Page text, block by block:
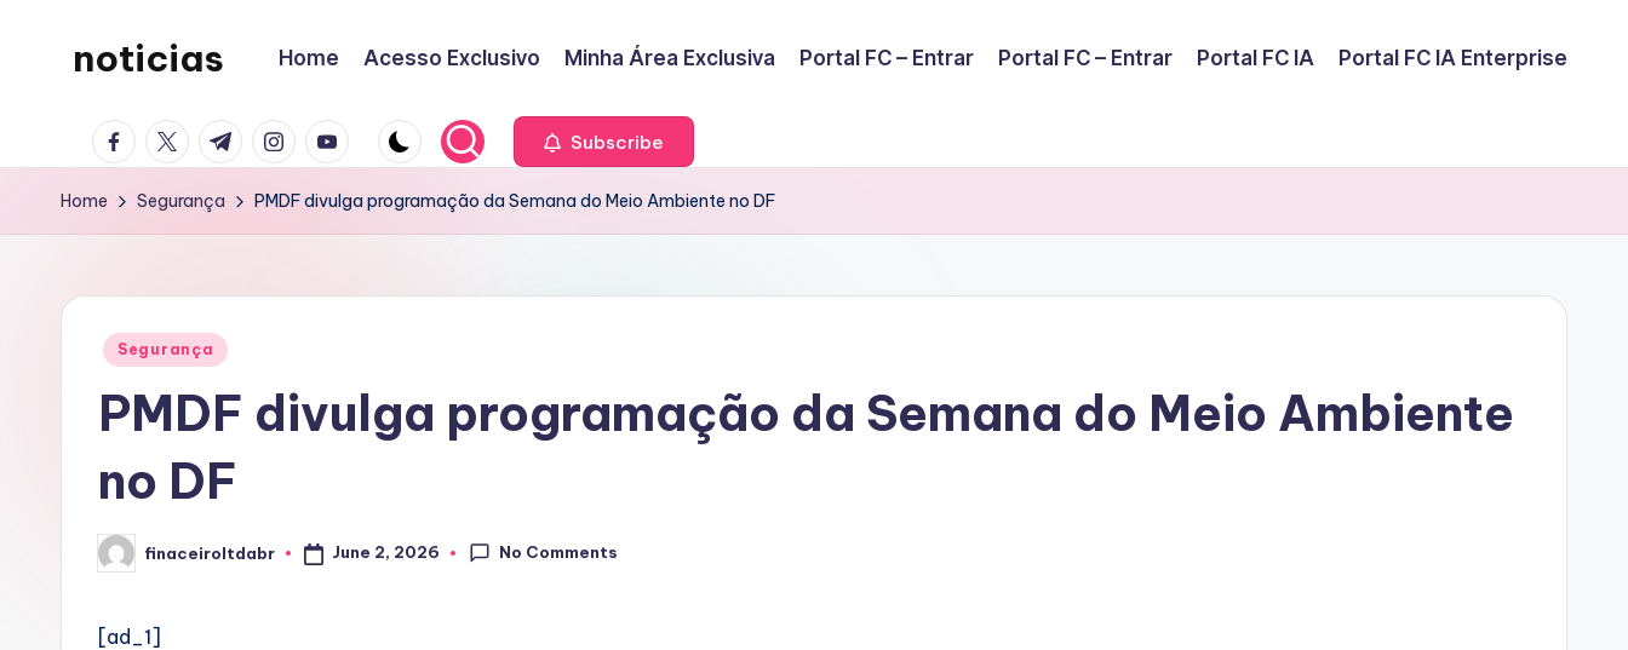
noticias Home Acesso Exclusivo Minha Área Exclusiva Portal FC – Entrar Portal FC – Entrar Portal FC IA Portal FC IA Enterprise
facebook.com
twitter.com
t.me instagram.com
youtube.com Subscribe
Home Segurança PMDF divulga programação da Semana do Meio Ambiente no DF
Posted
Segurança
PMDF divulga programação da Semana do Meio Ambiente
no DF
Posted
by
finaceiroltdabr June 2, 2026 No Comments
[ad_1]